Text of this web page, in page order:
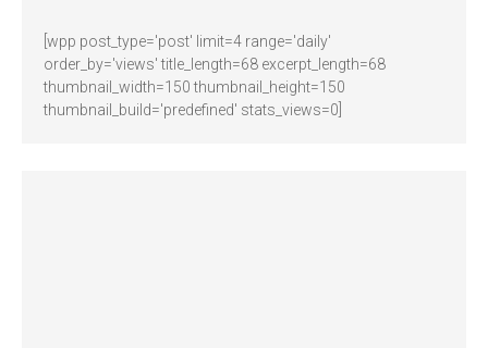
[wpp post_type='post' limit=4 range='daily'
order_by='views' title_length=68 excerpt_length=68
thumbnail_width=150 thumbnail_height=150
thumbnail_build='predefined' stats_views=0]